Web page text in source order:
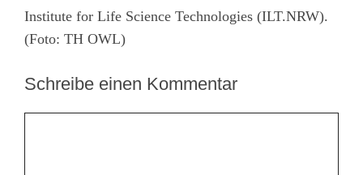
Institute for Life Science Technologies (ILT.NRW).
(Foto: TH OWL)
Schreibe einen Kommentar